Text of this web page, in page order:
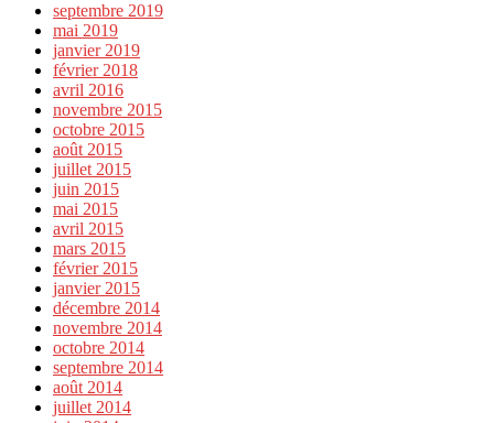
septembre 2019
mai 2019
janvier 2019
février 2018
avril 2016
novembre 2015
octobre 2015
août 2015
juillet 2015
juin 2015
mai 2015
avril 2015
mars 2015
février 2015
janvier 2015
décembre 2014
novembre 2014
octobre 2014
septembre 2014
août 2014
juillet 2014